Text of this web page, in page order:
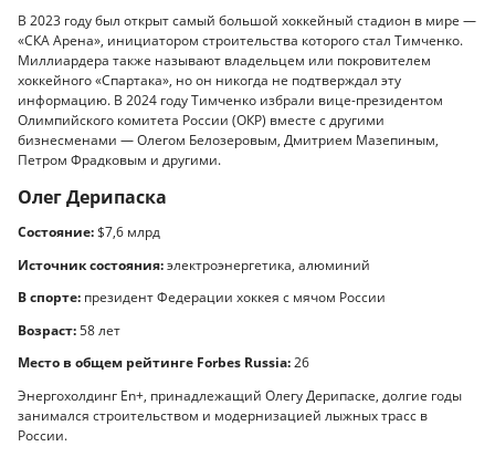
В 2023 году был открыт самый большой хоккейный стадион в мире —
«СКА Арена», инициатором строительства которого стал Тимченко.
Миллиардера также называют владельцем или покровителем
хоккейного «Спартака», но он никогда не подтверждал эту
информацию. В 2024 году Тимченко избрали вице-президентом
Олимпийского комитета России (ОКР) вместе с другими
бизнесменами — Олегом Белозеровым, Дмитрием Мазепиным,
Петром Фрадковым и другими.
Олег Дерипаска
Состояние:$7,6 млрд
Источник состояния:электроэнергетика, алюминий
В спорте: президент Федерации хоккея с мячом России
Возраст:58 лет
Место в общем рейтинге Forbes Russia:26
Энергохолдинг En+, принадлежащий Олегу Дерипаске, долгие годы
занимался строительством и модернизацией лыжных трасс в
России.